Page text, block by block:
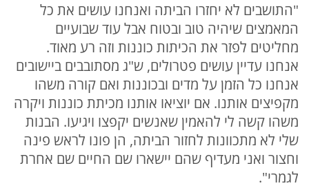
"התושבים לא יחזרו הביתה ואנחנו עושים את כל
המאמצים שיהיה טוב ובטוח אבל עוד שבועיים
מחליטים לפזר את הכיתות כוננות וזה רע מאוד.
אנחנו עדיין עושים פטרולים, ש"ג מסתובבים ביישובים
אנחנו כל הזמן על מדים ובכוננות ואם קורה משהו
מקפיצים אותנו. אם יוציאו אותנו מכיתת כוננות ויקרה
משהו קשה לי להאמין שאנשים יקפצו ויגיעו. הבנות
שלי לא מתכוונות לחזור הביתה, הן פונו לראש פינה
וחצור ואני מעדיף שהם יישארו שם החיים שם אחרת
לגמרי".